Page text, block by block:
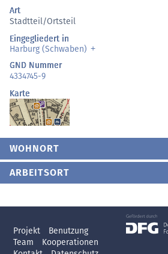
Art
Stadtteil/Ortsteil
Eingegliedert in
Harburg (Schwaben)
GND Nummer
4334745-9
Karte
WOHNORT
ARBEITSORT
Projekt
Benutzung
Team
Kooperationen